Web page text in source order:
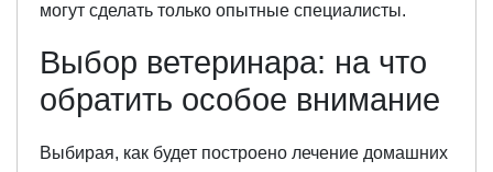
могут сделать только опытные специалисты.
Выбор ветеринара: на что
обратить особое внимание
Выбирая, как будет построено лечение домашних